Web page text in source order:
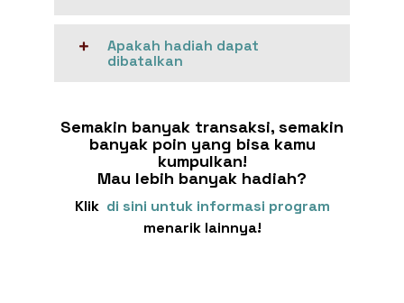
Apakah hadiah dapat
dibatalkan
Semakin banyak transaksi, semakin
banyak poin yang bisa kamu
kumpulkan!
Mau lebih banyak hadiah?
Klik di sini untuk informasi program
menarik lainnya!